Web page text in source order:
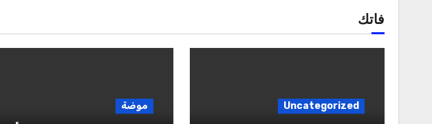
فاتك
Uncategorized موضة